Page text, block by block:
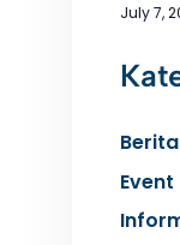
July 7,
Berita
Event